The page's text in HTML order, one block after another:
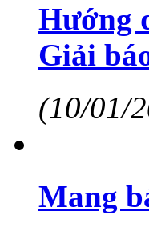
Hướng
Giải
(10/01/
Mang